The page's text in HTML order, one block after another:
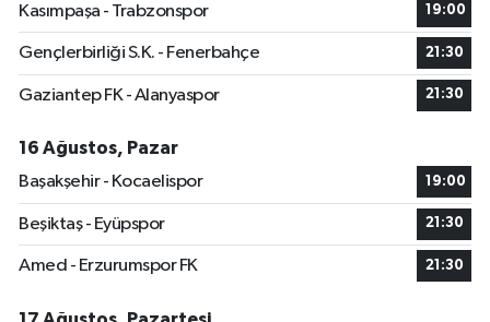
Kasımpaşa - Trabzonspor 19:00
Gençlerbirliği S.K. - Fenerbahçe 21:30
Gaziantep FK - Alanyaspor 21:30
16 Ağustos, Pazar
Başakşehir - Kocaelispor
19:00
Beşiktaş - Eyüpspor 21:30
Amed - Erzurumspor FK 21:30